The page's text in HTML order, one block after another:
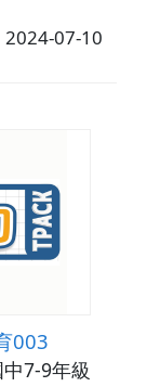
2024-07-10
003
中7-9年級